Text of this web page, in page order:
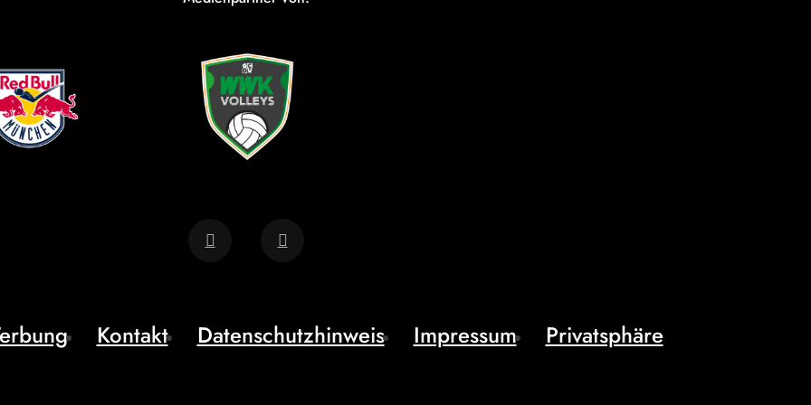
Kontakt Datenschutzhinweis Impressum Privatsphäre